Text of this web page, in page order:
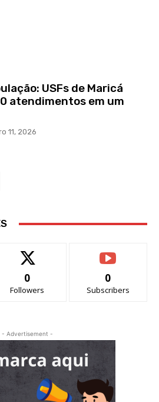
USFs de Maricá
atendimentos em um
11, 2026
0
Followers
0
Subscribers
- Advertisement -